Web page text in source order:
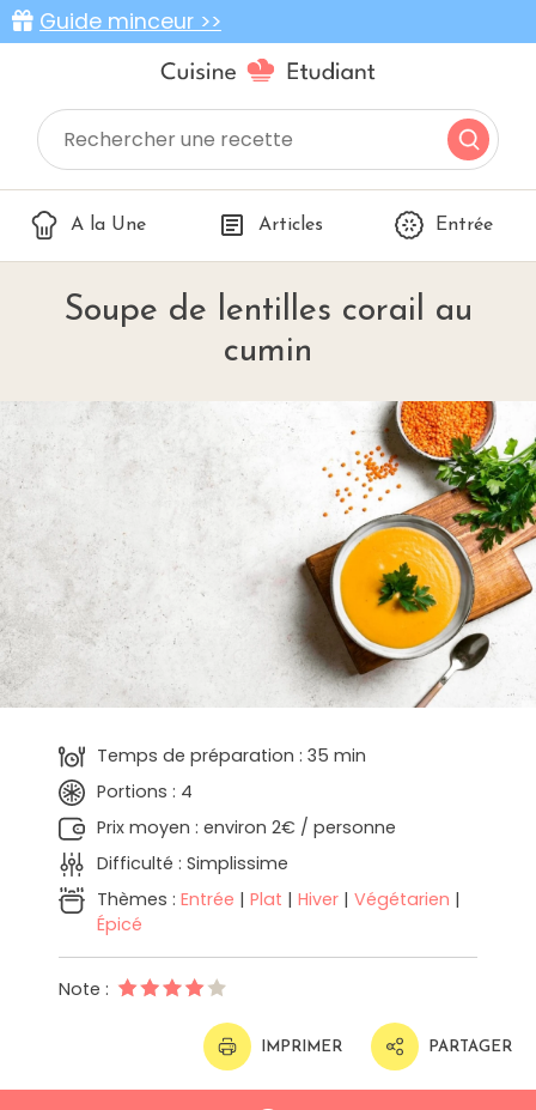
Guide minceur >>
A la Une Articles Entrée
Soupe de lentilles corail au
cumin
Temps de préparation : 35 min
Portions : 4
Prix moyen : environ 2€ / personne
Difficulté : Simplissime
Thèmes : Entrée | Plat | Hiver | Végétarien |
Épicé
Note :
IMPRIMER PARTAGER